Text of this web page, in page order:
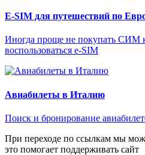
E-SIM для путешествий по
Иногда проще не покупать СИМ
воспользоваться e-SIM
Авиабилеты в Италию
Поиск и бронирование
При переходе по ссылкам мы
это помогает поддерживать сайт